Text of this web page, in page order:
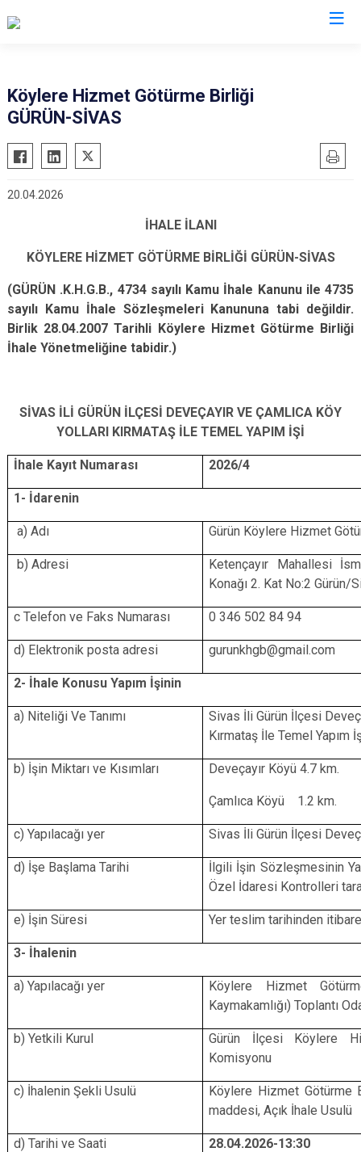
Akıncılar
Altınyayla
Doğanşar
Gölova
Hafik
Suşehri
Ulaş
Zara
Köylere Hizmet Götürme Birliği
GÜRÜN-SİVAS
20.04.2026
İHALE İLANI
KÖYLERE HİZMET GÖTÜRME BİRLİĞİ GÜRÜN-SİVAS
(GÜRÜN .K.H.G.B., 4734 sayılı Kamu İhale Kanunu ile 4735
sayılı Kamu İhale Sözleşmeleri Kanununa tabi değildir.
Birlik 28.04.2007 Tarihli Köylere Hizmet Götürme Birliği
İhale Yönetmeliğine tabidir.)
SİVAS İLİ GÜRÜN İLÇESİ DEVEÇAYIR VE ÇAMLICA KÖY
YOLLARI KIRMATAŞ İLE TEMEL YAPIM İŞİ
İhale Kayıt Numarası 2026/4
1- İdarenin
a) Adı Gürün Köylere Hizmet
b) Adresi
Ketençayır Mahallesi
Konağı 2. Kat No:2 Gürün/
c Telefon ve Faks Numarası 0 346 502 84 94
d) Elektronik posta adresi gurunkhgb@gmail.com
2- İhale Konusu Yapım İşinin
a) Niteliği Ve Tanımı
Sivas İli Gürün İlçesi
Kırmataş İle Temel Yapım
b) İşin Miktarı ve Kısımları Deveçayır Köyü 4.7 km.
Çamlıca Köyü 1.2 km.
c) Yapılacağı yer Sivas İli Gürün İlçesi
d) İşe Başlama Tarihi
İlgili İşin Sözleşmesinin
Özel İdaresi Kontrolleri
e) İşin Süresi Yer teslim tarihinden
3- İhalenin
a) Yapılacağı yer
Köylere Hizmet
Kaymakamlığı) Toplantı
b) Yetkili Kurul
Gürün İlçesi Köylere
Komisyonu
c) İhalenin Şekli Usulü
Köylere Hizmet Götürme
maddesi, Açık İhale Usulü
d) Tarihi ve Saati 28.04.2026-13:30